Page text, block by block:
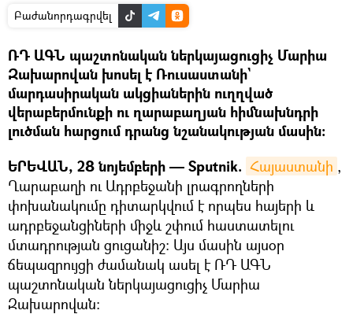
Բաժանորդագրվել
ՌԴ ԱԳՆ պաշտոնական ներկայացուցիչ Մարիա
Զախարովան խոսել է Ռուսաստանի`
մարդասիրական ակցիաներին ուղղված
վերաբերմունքի ու ղարաբաղյան հիմնախնդրի
լուծման հարցում դրանց նշանակության մասին։
ԵՐԵՎԱՆ, 28 նոյեմբերի — Sputnik. Հայաստանի ,
Ղարաբաղի ու Ադրբեջանի լրագրողների
փոխանակումը դիտարկվում է որպես հայերի և
ադրբեջանցիների միջև շփում հաստատելու
մտադրության ցուցանիշ։ Այս մասին այսօր
ճեպազրույցի ժամանակ ասել է ՌԴ ԱԳՆ
պաշտոնական ներկայացուցիչ Մարիա
Զախարովան։